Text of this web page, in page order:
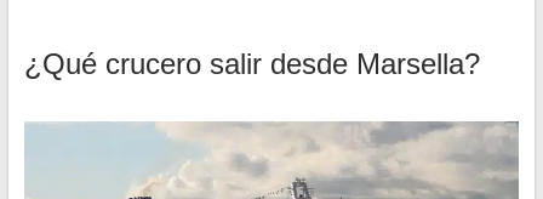
¿Qué crucero salir desde Marsella?